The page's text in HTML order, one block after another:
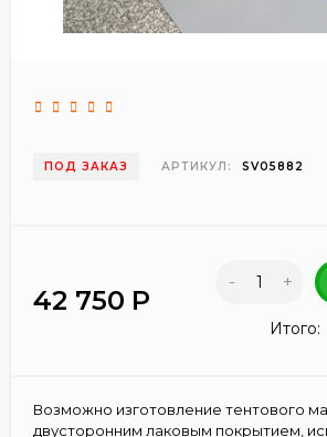
ПОД ЗАКАЗ АРТИКУЛ: SV05882
42 750 Р
- +
Итого:
Возможно изготовление тентового
двусторонним лаковым покрытием,